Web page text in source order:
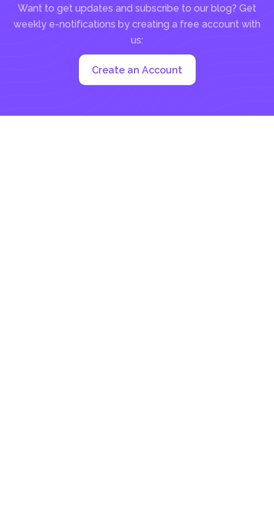
Want to get updates and subscribe to our blog? Get
weekly e-notifications by creating a free account with
us:
Create an Account